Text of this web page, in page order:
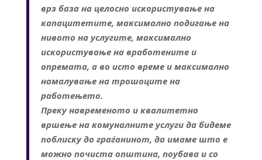
врз база на целосно искористување на
капацитетите, максимално подигање на
нивото на услугите, максимално
искористување на вработените и
опремата, а во исто време и максимално
намалување на трошоците на
работењето.
Преку навременото и квалитетно
вршење на комуналните услуги да бидеме
поблиску до граѓанинот, да имаме што е
можно почиста општина, поубава и со